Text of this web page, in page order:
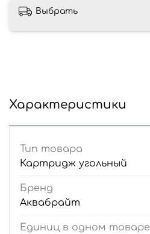
Выбрать
Характеристики
Тип товара
Картридж угольный
Бренд
Аквабрайт
Единиц в одном товаре